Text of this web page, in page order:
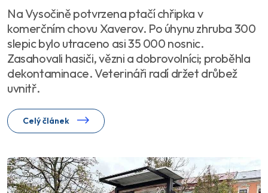
Na Vysočině potvrzena ptačí chřipka v
komerčním chovu Xaverov. Po úhynu zhruba 300
slepic bylo utraceno asi 35 000 nosnic.
Zasahovali hasiči, vězni a dobrovolníci; proběhla
dekontaminace. Veterináři radí držet drůbež
uvnitř.
Celý článek